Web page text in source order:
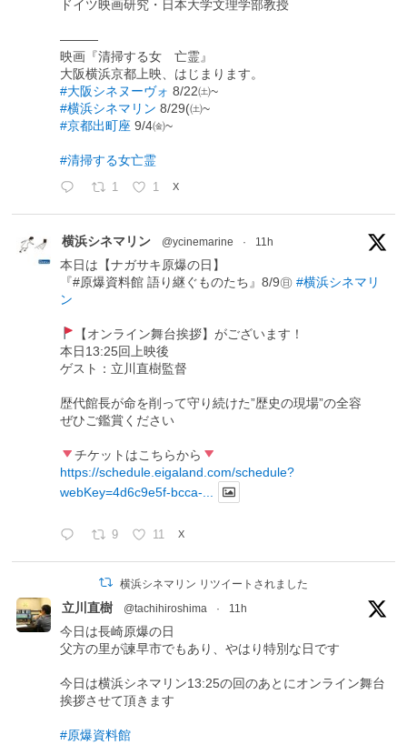
ドイツ映画研究・日本大学文理学部教授
―――
映画『清掃する女 亡霊』
大阪横浜京都上映、はじまります。
#大阪シネヌーヴォ 8/22㈯~
#横浜シネマリン 8/29(㈯~
#京都出町座 9/4㈮~
#清掃する女亡霊
1 1 X
横浜シネマリン @ycinemarine · 11h
本日は【ナガサキ原爆の日】
『#原爆資料館 語り継ぐものたち』8/9㊐#横浜シネマリ
ン
【オンライン舞台挨拶】がございます！
本日13:25回上映後
ゲスト：立川直樹監督
歴代館長が命を削って守り続けた”歴史の現場”の全容
ぜひご鑑賞ください
チケットはこちらから
https://schedule.eigaland.com/schedule?
webKey=4d6c9e5f-bcca-...
9 11 X
横浜シネマリン リツイートされました
立川直樹 @tachihiroshima · 11h
今日は長崎原爆の日
父方の里が諫早市でもあり、やはり特別な日です
今日は横浜シネマリン13:25の回のあとにオンライン舞台
挨拶させて頂きます
#原爆資料館